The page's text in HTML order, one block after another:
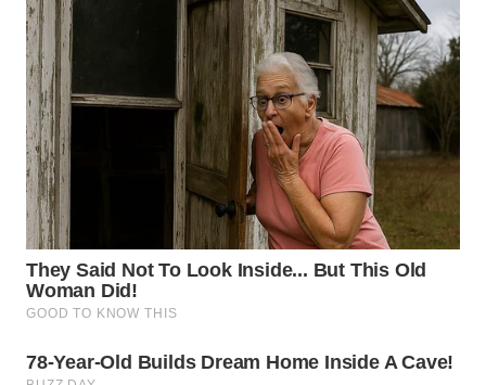
WN
NUSANTARA
WN
JOGJA
WN
JATIM
WN
BALI
KALBAR